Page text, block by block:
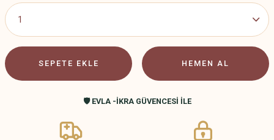
SEPETE EKLE HEMEN AL
🛡️ EVLA -İKRA GÜVENCESİ İLE